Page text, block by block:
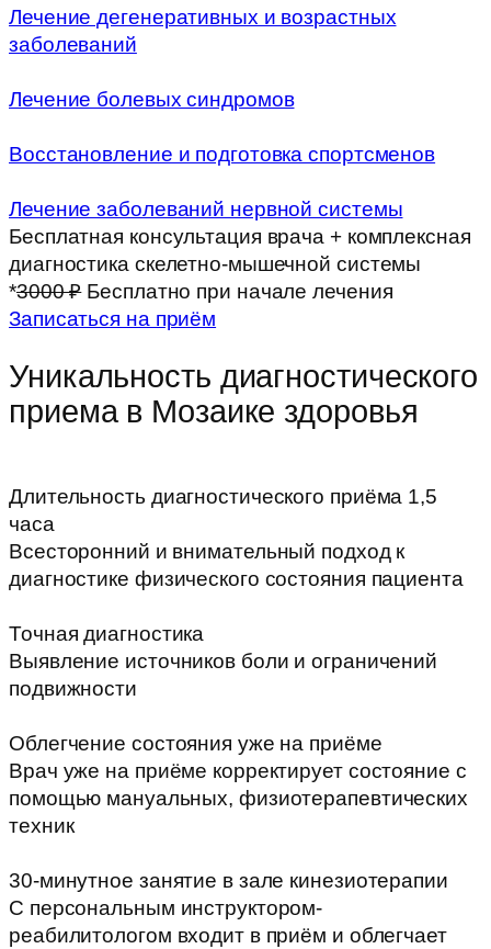
Лечение дегенеративных и возрастных
заболеваний
Лечение болевых синдромов
Восстановление и подготовка спортсменов
Лечение заболеваний нервной системы
Бесплатная консультация врача + комплексная
диагностика скелетно-мышечной системы
*3000 ₽Бесплатно при начале лечения
Записаться на приём
Уникальность диагностического
приема в Мозаике здоровья
Длительность диагностического приёма 1,5
часа
Всесторонний и внимательный подход к
диагностике физического состояния пациента
Точная диагностика
Выявление источников боли и ограничений
подвижности
Облегчение состояния уже на приёме
Врач уже на приёме корректирует состояние с
помощью мануальных, физиотерапевтических
техник
30-минутное занятие в зале кинезиотерапии
С персональным инструктором-
реабилитологом входит в приём и облегчает